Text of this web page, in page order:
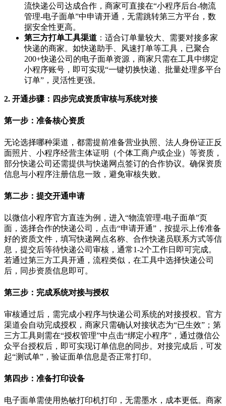
流快递公司达成合作，商家可直接在“小程序后台-物流
管理-电子面单”中申请开通，无需跳转第三方平台，数
据安全性更高。
第三方打单工具渠道 ：适合订单量较大、需要对接多家
快递的商家。如快递助手、风速打单等工具，已聚合
200+快递公司的电子面单资源，商家只需在工具中绑定
小程序账号，即可实现“一键切换快递、批量处理多平台
订单” ，灵活性更强。
2. 开通步骤：四步完成资质审核与系统对接
第一步：准备核心资质
无论选择哪种渠道，都需提前准备营业执照、法人身份证正反
面照片、小程序经营主体证明（个体工商户或企业）等资质，
部分快递公司还需提供与快递网点签订的合作协议。确保资质
信息与小程序注册信息一致，避免审核失败。
第二步：提交开通申请
以微信小程序官方直连为例，进入“物流管理-电子面单”页
面，选择合作的快递公司，点击“申请开通” ，按提示上传准备
好的资质文件，填写快递网点名称、合作快递员联系方式等信
息，提交后等待快递公司审核，通常1-2个工作日即可完成。
若通过第三方工具开通，流程类似，在工具中选择快递公司
后，同步资质信息即可。
第三步：完成系统对接与授权
审核通过后，需完成小程序与快递公司系统的对接授权。官方
渠道会自动完成授权，商家只需确认对接状态为“已生效” ；第
三方工具则需在“授权管理”中点击“绑定小程序” ，通过微信公
众平台授权后，即可实现订单信息的同步。对接完成后，可发
起“测试单” ，验证面单信息是否正常打印。
第四步：准备打印设备
电子面单需使用热敏打印机打印，无需墨水，成本更低。商家